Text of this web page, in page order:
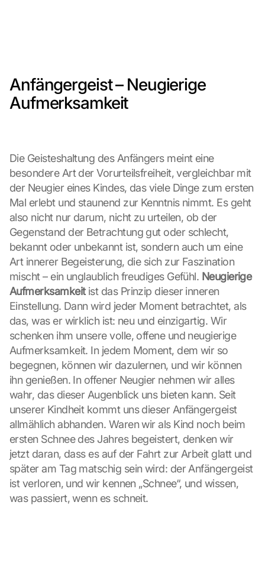
Anfängergeist – Neugierige
Aufmerksamkeit
Die Geisteshaltung des Anfängers meint eine
besondere Art der Vorurteilsfreiheit, vergleichbar mit
der Neugier eines Kindes, das viele Dinge zum ersten
Mal erlebt und staunend zur Kenntnis nimmt. Es geht
also nicht nur darum, nicht zu urteilen, ob der
Gegenstand der Betrachtung gut oder schlecht,
bekannt oder unbekannt ist, sondern auch um eine
Art innerer Begeisterung, die sich zur Faszination
mischt – ein unglaublich freudiges Gefühl. Neugierige
Aufmerksamkeit ist das Prinzip dieser inneren
Einstellung. Dann wird jeder Moment betrachtet, als
das, was er wirklich ist: neu und einzigartig. Wir
schenken ihm unsere volle, offene und neugierige
Aufmerksamkeit. In jedem Moment, dem wir so
begegnen, können wir dazulernen, und wir können
ihn genießen. In offener Neugier nehmen wir alles
wahr, das dieser Augenblick uns bieten kann. Seit
unserer Kindheit kommt uns dieser Anfängergeist
allmählich abhanden. Waren wir als Kind noch beim
ersten Schnee des Jahres begeistert, denken wir
jetzt daran, dass es auf der Fahrt zur Arbeit glatt und
später am Tag matschig sein wird: der Anfängergeist
ist verloren, und wir kennen „Schnee“, und wissen,
was passiert, wenn es schneit.